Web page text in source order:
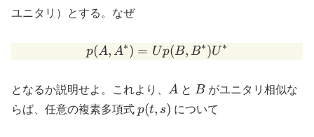
ユニタリ）とする。なぜ
p(A, A^*) = U p(B, B^*)
p(A, A∗) = Up(B, B∗)U∗
となるか説明せよ。これより、 A
A と B
Bがユニタリ相似な
らば、任意の複素多項式 p(t,s)
p(t, s) について